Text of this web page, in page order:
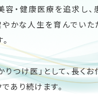
容・健康医療を追求し、
かな人生を育んでいた
りつけ医」として、長く
あり続けます。